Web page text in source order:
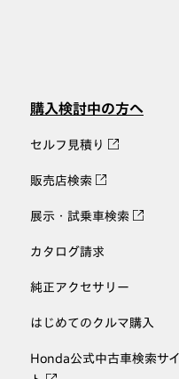
購入検討中の方へ
セルフ見積り
販売店検索
展示・試乗車検索
カタログ請求
純正アクセサリー
はじめてのクルマ購入
Honda公式中古車検索サイ